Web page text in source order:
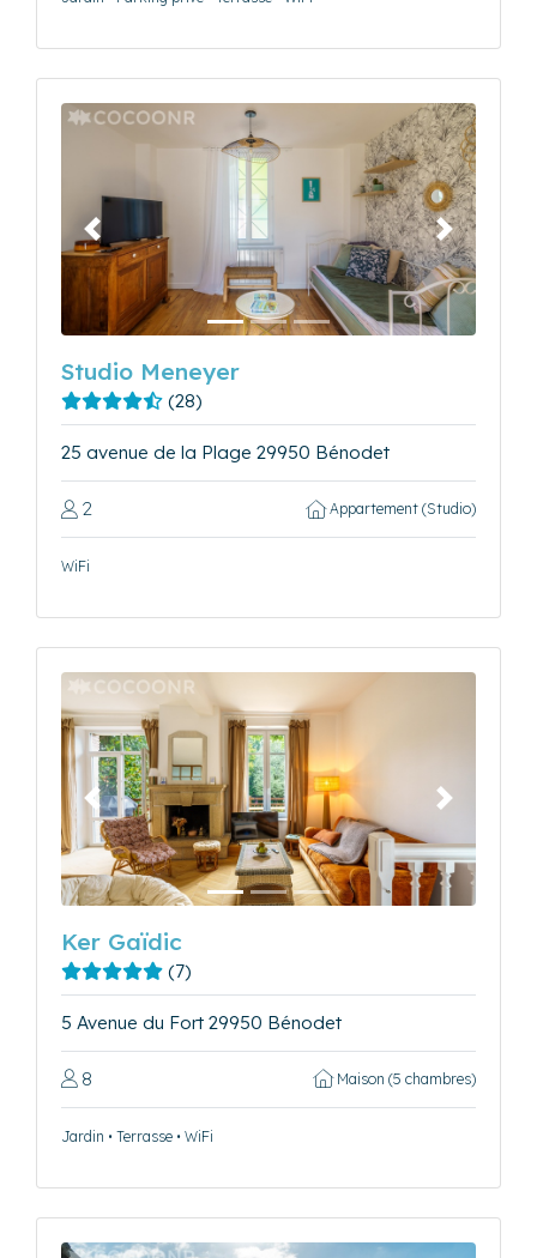
Précédent Suivant
Studio Meneyer
(28)
25 avenue de la Plage 29950 Bénodet
2 Appartement (Studio)
WiFi
Précédent Suivant
Ker Gaïdic
(7)
5 Avenue du Fort 29950 Bénodet
8 Maison (5 chambres)
Jardin • Terrasse • WiFi